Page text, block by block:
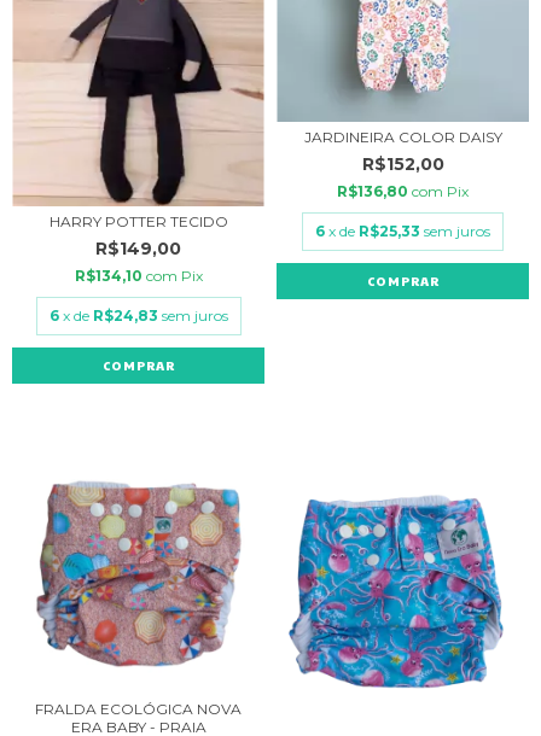
HARRY POTTER TECIDO
R$149,00
R$134,10 com Pix
6 x de R$24,83 sem juros
JARDINEIRA COLOR DAISY
R$152,00
R$136,80 com Pix
6 x de R$25,33 sem juros
COMPRAR
FRALDA ECOLÓGICA NOVA
ERA BABY - PRAIA